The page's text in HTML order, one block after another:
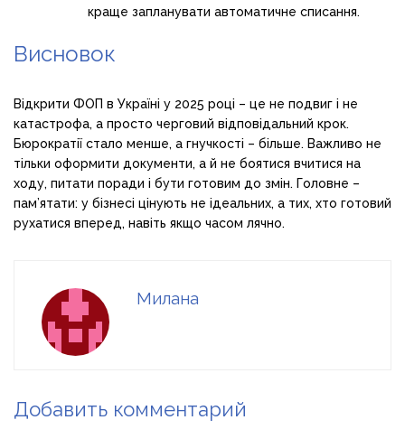
краще запланувати автоматичне списання.
Висновок
Відкрити ФОП в Україні у 2025 році – це не подвиг і не
катастрофа, а просто черговий відповідальний крок.
Бюрократії стало менше, а гнучкості – більше. Важливо не
тільки оформити документи, а й не боятися вчитися на
ходу, питати поради і бути готовим до змін. Головне –
пам’ятати: у бізнесі цінують не ідеальних, а тих, хто готовий
рухатися вперед, навіть якщо часом лячно.
Милана
Добавить комментарий